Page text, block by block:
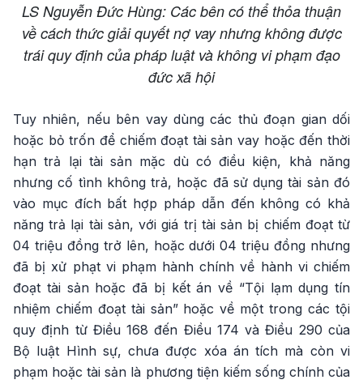
LS Nguyễn Đức Hùng: Các bên có thể thỏa thuận
về cách thức giải quyết nợ vay nhưng không được
trái quy định của pháp luật và không vi phạm đạo
đức xã hội
Tuy nhiên, nếu bên vay dùng các thủ đoạn gian dối
hoặc bỏ trốn để chiếm đoạt tài sản vay hoặc đến thời
hạn trả lại tài sản mặc dù có điều kiện, khả năng
nhưng cố tình không trả, hoặc đã sử dụng tài sản đó
vào mục đích bất hợp pháp dẫn đến không có khả
năng trả lại tài sản, với giá trị tài sản bị chiếm đoạt từ
04 triệu đồng trở lên, hoặc dưới 04 triệu đồng nhưng
đã bị xử phạt vi phạm hành chính về hành vi chiếm
đoạt tài sản hoặc đã bị kết án về “Tội lạm dụng tín
nhiệm chiếm đoạt tài sản” hoặc về một trong các tội
quy định từ Điều 168 đến Điều 174 và Điều 290 của
Bộ luật Hình sự, chưa được xóa án tích mà còn vi
phạm hoặc tài sản là phương tiện kiếm sống chính của